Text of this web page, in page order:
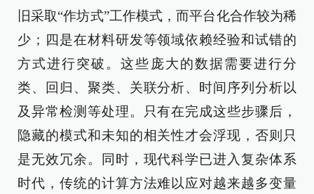
旧采取“作坊式”工作模式，而平台化合作较为稀
少；四是在材料研发等领域依赖经验和试错的
方式进行突破。这些庞大的数据需要进行分
类、回归、聚类、关联分析、时间序列分析以
及异常检测等处理。只有在完成这些步骤后，
隐藏的模式和未知的相关性才会浮现，否则只
是无效冗余。同时，现代科学已进入复杂体系
时代，传统的计算方法难以应对越来越多变量